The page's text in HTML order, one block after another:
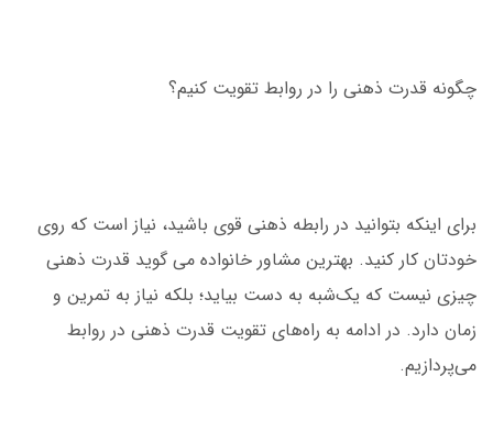
چگونه قدرت ذهنی را در روابط تقویت کنیم؟
برای اینکه بتوانید در رابطه ذهنی قوی باشید، نیاز است که روی
خودتان کار کنید. بهترین مشاور خانواده می گوید قدرت ذهنی
چیزی نیست که یک‌شبه به دست بیاید؛ بلکه نیاز به تمرین و
زمان دارد. در ادامه به راه‌های تقویت قدرت ذهنی در روابط
می‌پردازیم.